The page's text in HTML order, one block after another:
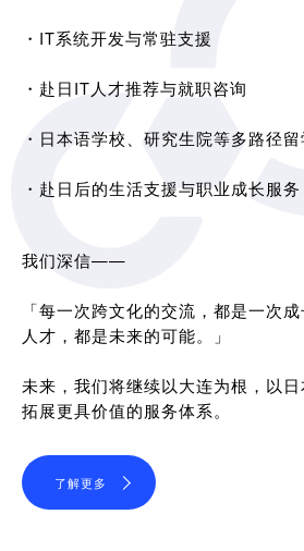
・IT系统开发与常驻支援
・赴日IT人才推荐与就职咨询
・日本语学校、研究生院等多路径
・赴日后的生活支援与职业成长服务
我们深信——
「每一次跨文化的交流，都是一次
人才，都是未来的可能。」
未来，我们将继续以大连为根，以
拓展更具价值的服务体系。
了解更多